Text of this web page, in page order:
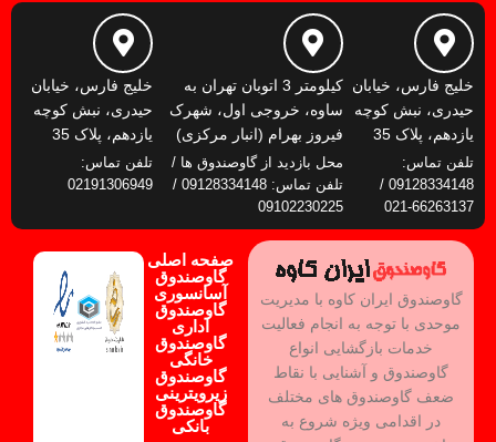
خلیج فارس، خیابان
حیدری، نبش کوچه
یازدهم، پلاک 35
تلفن تماس:
09128334148 /
66263137-021
کیلومتر 3 اتوبان تهران به
ساوه، خروجی اول، شهرک
فیروز بهرام (انبار مرکزی)
محل بازدید از گاوصندوق ها /
تلفن تماس: 09128334148 /
09102230225
خلیج فارس، خیابان
حیدری، نبش کوچه
یازدهم، پلاک 35
تلفن تماس:
02191306949
گاوصندوق ایران کاوه با مدیریت
موحدی با توجه به انجام فعالیت
خدمات بازگشایی انواع
گاوصندوق و آشنایی با نقاط
ضعف گاوصندوق های مختلف
در اقدامی ویژه شروع به
صفحه اصلی
گاوصندوق
آسانسوری
گاوصندوق
اداری
گاوصندوق
خانگی
گاوصندوق
زیرویترینی
گاوصندوق
بانکی